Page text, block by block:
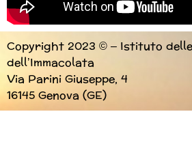
Copyright 2023 © – Istituto
dell’Immacolata
Via Parini Giuseppe, 4
16145 Genova (GE)